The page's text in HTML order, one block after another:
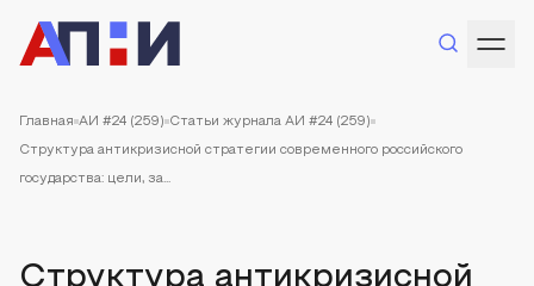
Главная АИ #24 (259) Статьи журнала АИ #24 (259)
Структура антикризисной стратегии современного российского
государства: цели, за...
Структура антикризисной